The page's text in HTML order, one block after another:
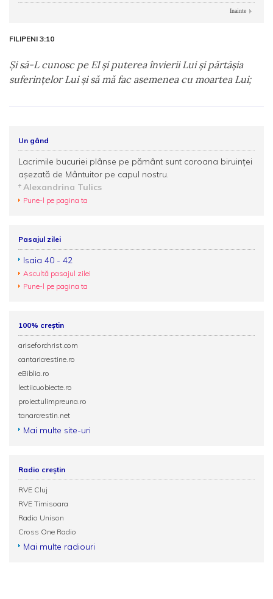
Inainte
FILIPENI 3:10
Şi să-L cunosc pe El şi puterea învierii Lui şi părtăşia
suferinţelor Lui şi să mă fac asemenea cu moartea Lui;
Un gând
Lacrimile bucuriei plânse pe pământ sunt coroana biruinţei
aşezată de Mântuitor pe capul nostru.
Alexandrina Tulics
Pune-l pe pagina ta
Pasajul zilei
Isaia 40 - 42
Ascultă pasajul zilei
Pune-l pe pagina ta
100% creștin
ariseforchrist.com
cantaricrestine.ro
eBiblia.ro
lectiicuobiecte.ro
proiectulimpreuna.ro
tanarcrestin.net
Mai multe site-uri
Radio creștin
RVE Cluj
RVE Timisoara
Radio Unison
Cross One Radio
Mai multe radiouri